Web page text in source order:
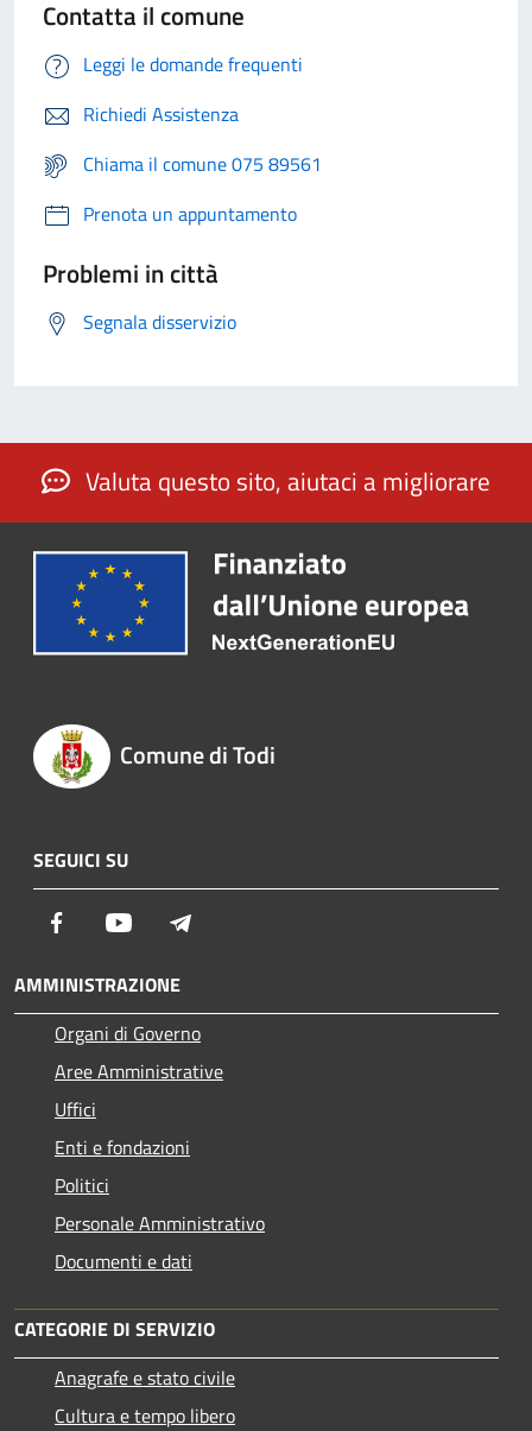
Contatta il comune
Leggi le domande frequenti
Richiedi Assistenza
Chiama il comune 075 89561
Prenota un appuntamento
Problemi in città
Segnala disservizio
Valuta questo sito, aiutaci a migliorare
Comune di Todi
SEGUICI SU
Facebook Youtube
AMMINISTRAZIONE
Organi di Governo
Aree Amministrative
Uffici
Enti e fondazioni
Politici
Personale Amministrativo
Documenti e dati
CATEGORIE DI SERVIZIO
Anagrafe e stato civile
Cultura e tempo libero